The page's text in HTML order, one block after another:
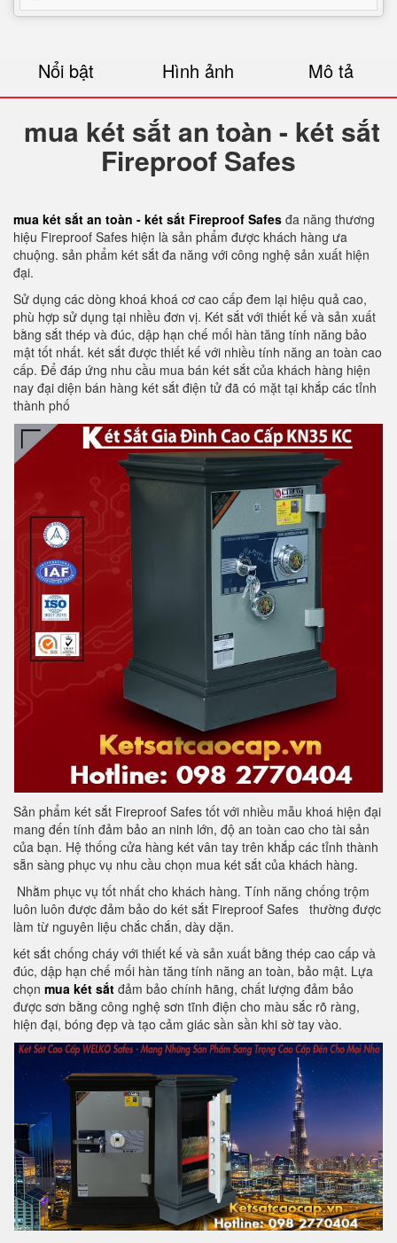
Nổi bật Hình ảnh Mô tả
mua két sắt an toàn - két sắt
Fireproof Safes
mua két sắt an toàn - két sắt Fireproof Safes đa năng thương
hiệu Fireproof Safes hiện là sản phẩm được khách hàng ưa
chuộng. sản phẩm két sắt đa năng với công nghệ sản xuất hiện
đại.
Sử dụng các dòng khoá khoá cơ cao cấp đem lại hiệu quả cao,
phù hợp sử dụng tại nhiều đơn vị. Két sắt với thiết kế và sản xuất
bằng sắt thép và đúc, dập hạn chế mối hàn tăng tính năng bảo
mật tốt nhất. két sắt được thiết kế với nhiều tính năng an toàn cao
cấp. Để đáp ứng nhu cầu mua bán két sắt của khách hàng hiện
nay đại diện bán hàng két sắt điện tử đã có mặt tại khắp các tỉnh
thành phố
Sản phẩm két sắt Fireproof Safes tốt với nhiều mẫu khoá hiện đại
mang đến tính đảm bảo an ninh lớn, độ an toàn cao cho tài sản
của bạn. Hệ thống cửa hàng két vân tay trên khắp các tỉnh thành
sẵn sàng phục vụ nhu cầu chọn mua két sắt của khách hàng.
Nhằm phục vụ tốt nhất cho khách hàng. Tính năng chống trộm
luôn luôn được đảm bảo do két sắt Fireproof Safes thường được
làm từ nguyên liệu chắc chắn, dày dặn.
két sắt chống cháy với thiết kế và sản xuất bằng thép cao cấp và
đúc, dập hạn chế mối hàn tăng tính năng an toàn, bảo mật. Lựa
chọn mua két sắt đảm bảo chính hãng, chất lượng đảm bảo
được sơn bằng công nghệ sơn tĩnh điện cho màu sắc rõ ràng,
hiện đại, bóng đẹp và tạo cảm giác sần sần khi sờ tay vào.